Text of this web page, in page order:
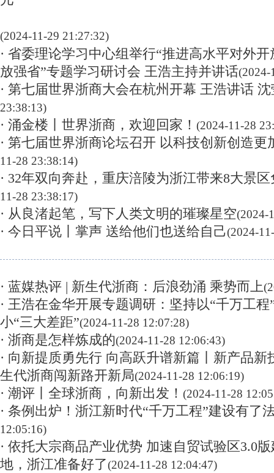
(2024-11-29 21:27:32)
· 省委理论学习中心组举行“推进高水平对外
放强省”专题学习研讨会 王浩主持并讲话(2024-
· 第七届世界浙商大会在杭州开幕 王浩讲话
23:38:13)
· 涌金楼丨世界浙商，欢迎回家！ (2024-11-28
· 第七届世界浙商论坛召开 以科技创新创造更
11-28 23:38:14)
· 32年双向奔赴，重庆涪陵为浙江带来8大景
11-28 23:38:17)
· 从良渚起笔，写下人类文明的璀璨星空(2024-
· 今日平说丨掌声 送给他们也送给自己(2024-
· 蓝媒热评 | 新生代浙商：后浪劲涌 乘势而上
· 王浩在金华开展专题调研：坚持以“千万工
小“三大差距”(2024-11-28 12:07:28)
· 浙商是怎样炼成的(2024-11-28 12:06:43)
· 向新提质勇先行 向高跃升谱新篇丨新产品新
生代浙商闯新路开新局(2024-11-28 12:06:19)
· 潮评丨全球浙商，向新出发！ (2024-11-28
· 条例出炉！浙江新时代“千万工程”建设有了
12:05:16)
· 依托大宗商品产业优势 加速自贸试验区3.0
地，浙江准备好了(2024-11-28 12:04:47)